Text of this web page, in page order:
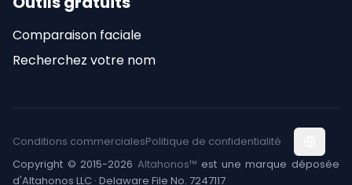
Comparaison faciale
Recherchez votre nom
Copyright © 2015-2026 Altahonos™ est une marque déposée
d'Altahonos LLC · Delaware File No. 7247117
Conditions commercialesPolitique de confidentialité